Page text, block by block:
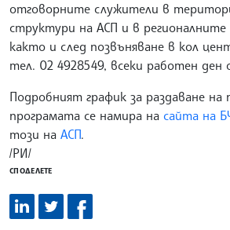
отговорните служители в
структури на АСП и в
както и след позвъняване в кол
тел. 02 4928549, всеки работен ден
Подробният график за раздаване
програмата се намира на сайта на
този на АСП.
/РИ/
СПОДЕЛЕТЕ